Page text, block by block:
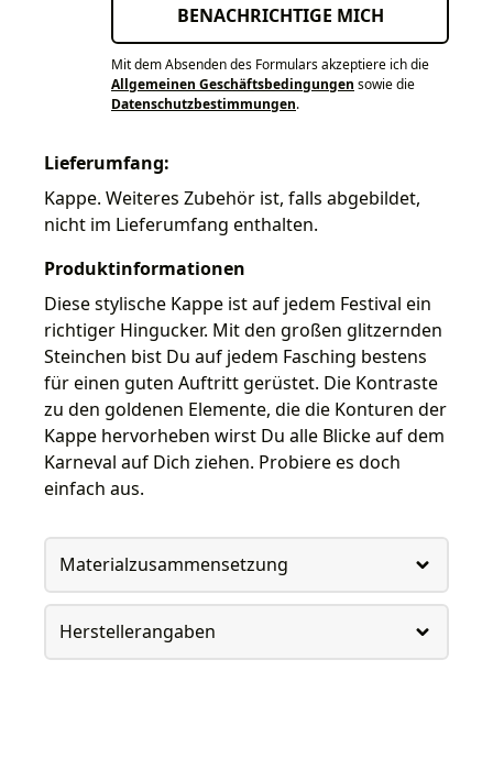
BENACHRICHTIGE MICH
Mit dem Absenden des Formulars akzeptiere ich die
Allgemeinen Geschäftsbedingungen sowie die
Datenschutzbestimmungen.
Lieferumfang:
Kappe. Weiteres Zubehör ist, falls abgebildet,
nicht im Lieferumfang enthalten.
Produktinformationen
Diese stylische Kappe ist auf jedem Festival ein
richtiger Hingucker. Mit den großen glitzernden
Steinchen bist Du auf jedem Fasching bestens
für einen guten Auftritt gerüstet. Die Kontraste
zu den goldenen Elemente, die die Konturen der
Kappe hervorheben wirst Du alle Blicke auf dem
Karneval auf Dich ziehen. Probiere es doch
einfach aus.
Materialzusammensetzung
Herstellerangaben